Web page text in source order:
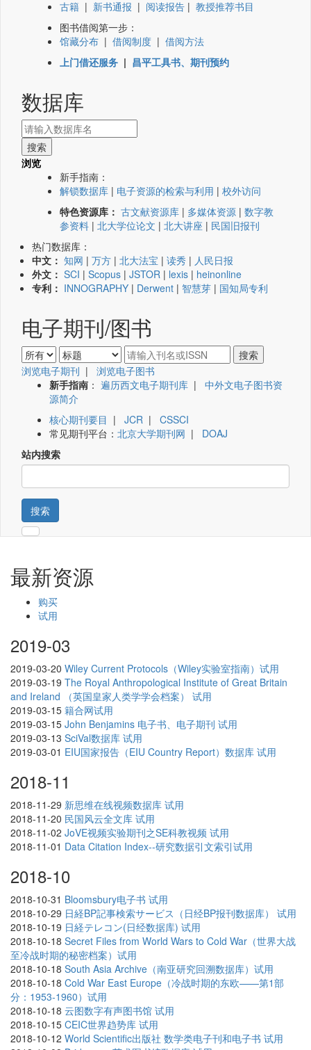
古籍 | 新书通报 | 阅读报告 | 教授推荐书目
图书借阅第一步：
馆藏分布 | 借阅制度 | 借阅方法
上门借还服务 | 昌平工具书、期刊预约
数据库
浏览
新手指南：
解锁数据库 | 电子资源的检索与利用 | 校外访问
特色资源库： 古文献资源库 | 多媒体资源 | 数字教
参资料 | 北大学位论文 | 北大讲座 | 民国旧报刊
热门数据库：
中文： 知网 | 万方 | 北大法宝 | 读秀 | 人民日报
外文： SCI | Scopus | JSTOR | lexis | heinonline
专利： INNOGRAPHY | Derwent | 智慧芽 | 国知局专利
电子期刊/图书
浏览电子期刊 | 浏览电子图书
新手指南 ： 遍历西文电子期刊库 | 中外文电子图书资
源简介
核心期刊要目 | JCR | CSSCI
常见期刊平台： 北京大学期刊网 | DOAJ
站内搜索
搜索
最新资源
购买
试用
2019-03
2019-03-20 Wiley Current Protocols（Wiley实验室指南）试用
2019-03-19 The Royal Anthropological Institute of Great Britain
and Ireland （英国皇家人类学学会档案） 试用
2019-03-15 籍合网试用
2019-03-15 John Benjamins 电子书、电子期刊 试用
2019-03-13 SciVal数据库 试用
2019-03-01 EIU国家报告（EIU Country Report）数据库 试用
2018-11
2018-11-29 新思维在线视频数据库 试用
2018-11-20 民国风云全文库 试用
2018-11-02 JoVE视频实验期刊之SE科教视频 试用
2018-11-01 Data Citation Index--研究数据引文索引试用
2018-10
2018-10-31 Bloomsbury电子书 试用
2018-10-29 日経BP記事検索サービス（日经BP报刊数据库） 试用
2018-10-19 日経テレコン(日经数据库) 试用
2018-10-18 Secret Files from World Wars to Cold War（世界大战
至冷战时期的秘密档案）试用
2018-10-18 South Asia Archive（南亚研究回溯数据库）试用
2018-10-18 Cold War East Europe（冷战时期的东欧——第1部
分：1953-1960）试用
2018-10-18 云图数字有声图书馆 试用
2018-10-15 CEIC世界趋势库 试用
2018-10-12 World Scientific出版社 数学类电子刊和电子书 试用